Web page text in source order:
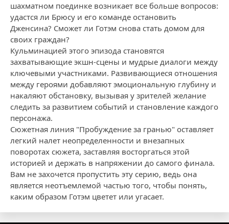
шахматном поединке возникает все больше вопросов:
удастся ли Брюсу и его команде остановить
Дженсина? Сможет ли Готэм снова стать домом для
своих граждан?
Кульминацией этого эпизода становятся
захватывающие экшн-сцены и мудрые диалоги между
ключевыми участниками. Развивающиеся отношения
между героями добавляют эмоциональную глубину и
накаляют обстановку, вызывая у зрителей желание
следить за развитием событий и становление каждого
персонажа.
Сюжетная линия "Пробуждение за гранью" оставляет
легкий налет неопределенности и внезапных
поворотах сюжета, заставляя восторгаться этой
историей и держать в напряжении до самого финала.
Вам не захочется пропустить эту серию, ведь она
является неотъемлемой частью того, чтобы понять,
каким образом Готэм цветет или угасает.